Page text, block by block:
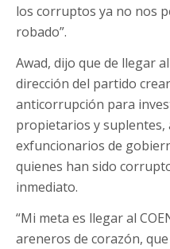
los corruptos ya no nos
robado”.
Awad, dijo que de llegar
dirección del partido
anticorrupción para
propietarios y suplentes,
exfuncionarios de
quienes han sido
inmediato.
“Mi meta es llegar al
areneros de corazón,